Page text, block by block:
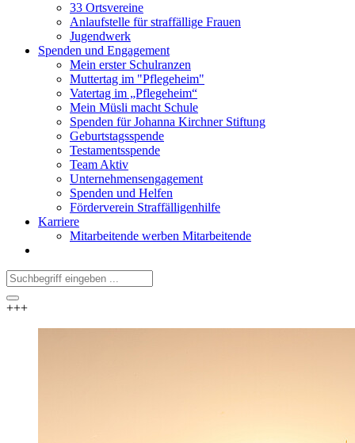
33 Ortsvereine
Anlaufstelle für straffällige Frauen
Jugendwerk
Spenden und Engagement
Mein erster Schulranzen
Muttertag im "Pflegeheim"
Vatertag im „Pflegeheim“
Mein Müsli macht Schule
Spenden für Johanna Kirchner Stiftung
Geburtstagsspende
Testamentsspende
Team Aktiv
Unternehmensengagement
Spenden und Helfen
Förderverein Straffälligenhilfe
Karriere
Mitarbeitende werben Mitarbeitende
+++